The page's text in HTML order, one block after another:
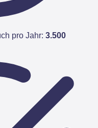
pro Jahr: 3.500